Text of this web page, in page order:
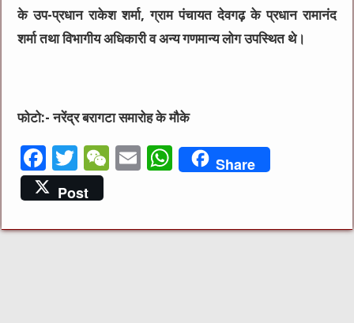
के उप-प्रधान राकेश शर्मा, ग्राम पंचायत देवगढ़ के प्रधान रामानंद
शर्मा तथा विभागीय अधिकारी व अन्य गणमान्य लोग उपस्थित थे।
फोटो:- नरेंद्र बरागटा समारोह के मौके
F
a
c
e
T
w
it
te
W
h
E
l
W
s
Share
Post